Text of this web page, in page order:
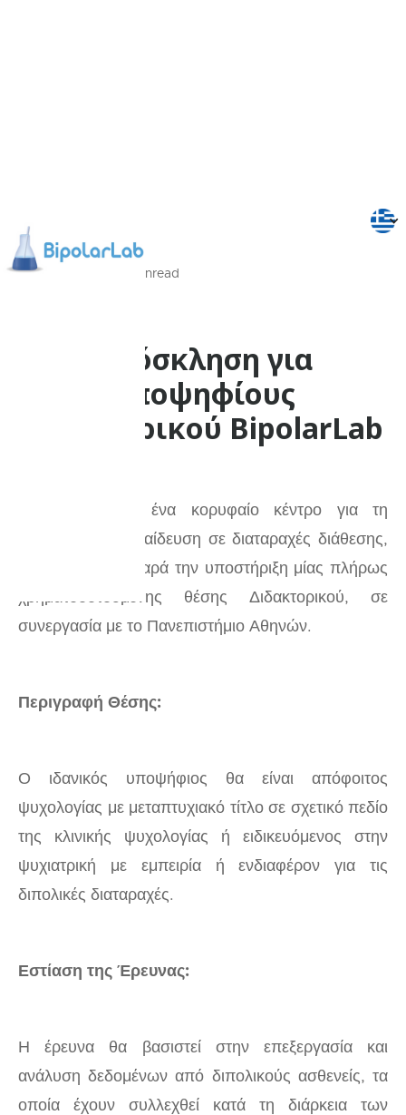
Minread
Πρόσκληση για
υποψηφίους
διδακτορικού BipolarLab
Το BipolarLab, ένα κορυφαίο κέντρο για τη
θεραπεία και εκπαίδευση σε διαταραχές διάθεσης,
ανακοινώνει με χαρά την υποστήριξη μίας πλήρως
χρηματοδοτούμενης θέσης Διδακτορικού, σε
συνεργασία με το Πανεπιστήμιο Αθηνών.
Περιγραφή Θέσης:
Ο ιδανικός υποψήφιος θα είναι απόφοιτος
ψυχολογίας με μεταπτυχιακό τίτλο σε σχετικό πεδίο
της κλινικής ψυχολογίας ή ειδικευόμενος στην
ψυχιατρική με εμπειρία ή ενδιαφέρον για τις
διπολικές διαταραχές.
Εστίαση της Έρευνας:
Η έρευνα θα βασιστεί στην επεξεργασία και
ανάλυση δεδομένων από διπολικούς ασθενείς, τα
οποία έχουν συλλεχθεί κατά τη διάρκεια των